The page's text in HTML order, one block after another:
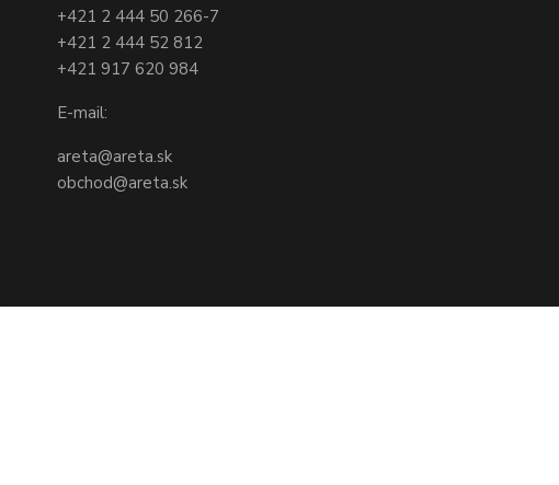
+421 2 444 50 266-7
+421 2 444 52 812
+421 917 620 984
E-mail:
areta@areta.sk
obchod@areta.sk